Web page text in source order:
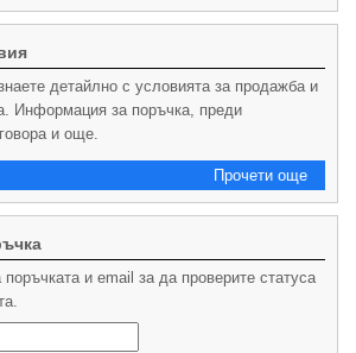
детайлно с условията за продажба и
Информация за поръчка, преди
и още.
Прочети още
и email за да проверите статуса